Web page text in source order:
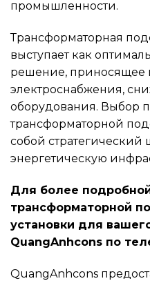
промышленности.
Трансформаторная
выступает как
решение, приносящее
электроснабжения,
оборудования. Выбор
трансформаторной
собой стратегический
энергетическую
Для более
трансформаторной
установки для
QuangAnhcons по
QuangAnhcons